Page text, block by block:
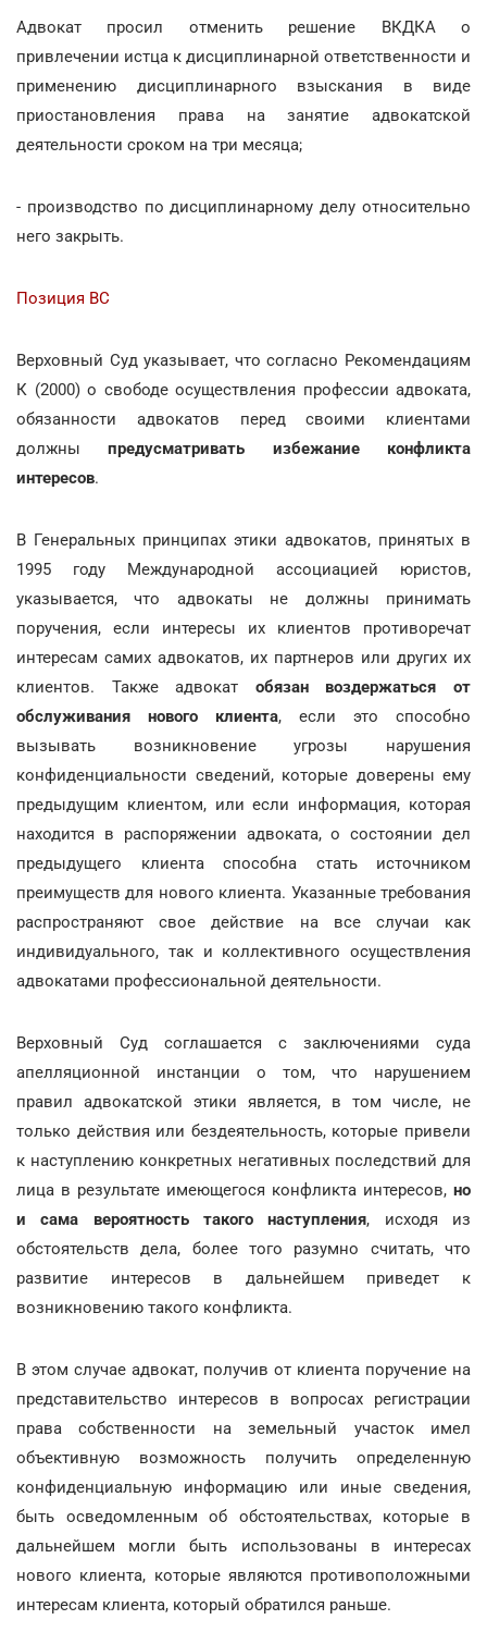
Адвокат просил отменить решение ВКДКА о
привлечении истца к дисциплинарной ответственности и
применению дисциплинарного взыскания в виде
приостановления права на занятие адвокатской
деятельности сроком на три месяца;
- производство по дисциплинарному делу относительно
него закрыть.
Позиция ВС
Верховный Суд указывает, что согласно Рекомендациям
К (2000) о свободе осуществления профессии адвоката,
обязанности адвокатов перед своими клиентами
должныпредусматривать избежание конфликта
интересов.
В Генеральных принципах этики адвокатов, принятых в
1995 году Международной ассоциацией юристов,
указывается, что адвокаты не должны принимать
поручения, если интересы их клиентов противоречат
интересам самих адвокатов, их партнеров или других их
клиентов. Также адвокат обязан воздержаться от
обслуживания нового клиента, если это способно
вызывать возникновение угрозы нарушения
конфиденциальности сведений, которые доверены ему
предыдущим клиентом, или если информация, которая
находится в распоряжении адвоката, о состоянии дел
предыдущего клиента способна стать источником
преимуществ для нового клиента. Указанные требования
распространяют свое действие на все случаи как
индивидуального, так и коллективного осуществления
адвокатами профессиональной деятельности.
Верховный Суд соглашается с заключениями суда
апелляционной инстанции о том, что нарушением
правил адвокатской этики является, в том числе, не
только действия или бездеятельность, которые привели
к наступлению конкретных негативных последствий для
лица в результате имеющегося конфликта интересов, но
и сама вероятность такого наступления, исходя из
обстоятельств дела, более того разумно считать, что
развитие интересов в дальнейшем приведет к
возникновению такого конфликта.
В этом случае адвокат, получив от клиента поручение на
представительство интересов в вопросах регистрации
права собственности на земельный участок имел
объективную возможность получить определенную
конфиденциальную информацию или иные сведения,
быть осведомленным об обстоятельствах, которые в
дальнейшем могли быть использованы в интересах
нового клиента, которые являются противоположными
интересам клиента, который обратился раньше.